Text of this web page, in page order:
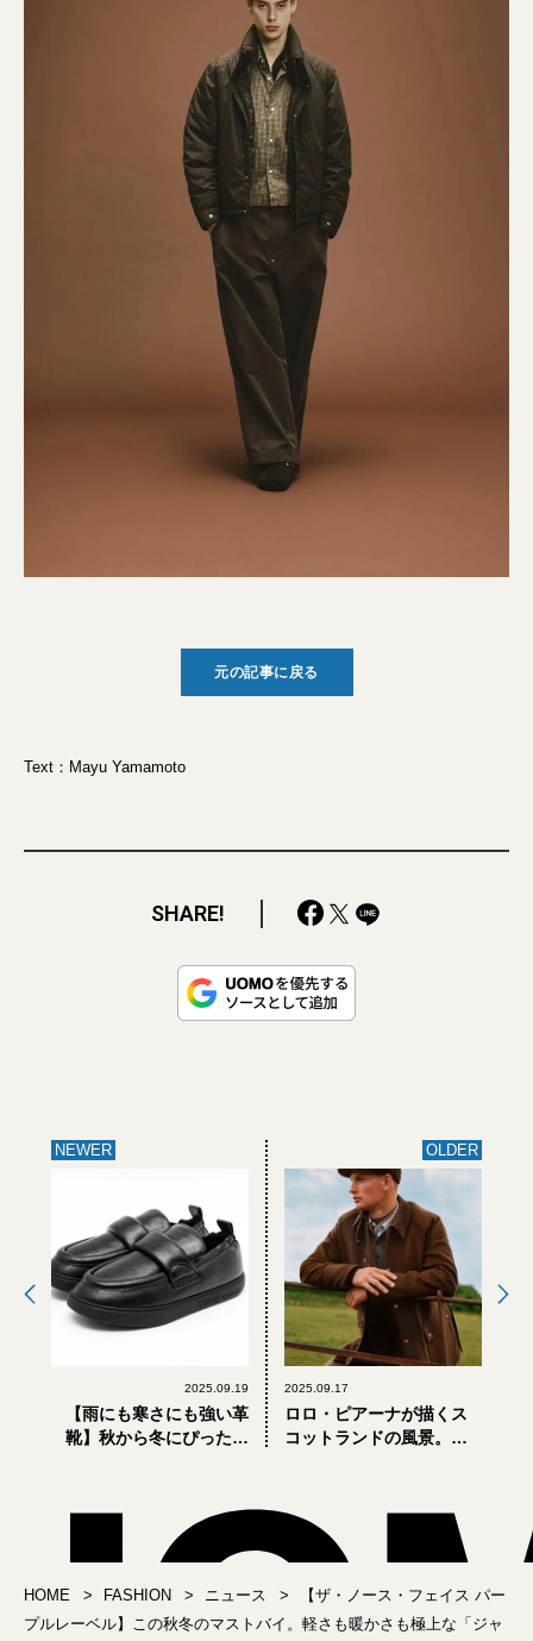
元の記事に戻る
Text：Mayu Yamamoto
SHARE!
NEWER
2025.09.19
【雨にも寒さにも強い革
靴】秋から冬にぴったり
ャー新作「ソフトパッ
ド」が買い！
OLDER
2025.09.17
ロロ・ピアーナが描くス
コットランドの風景。乗
プセルコレクション
HOME FASHION ニュース
【ザ・ノース・フェイス パー
プルレーベル】この秋冬のマストバイ。軽さも暖かさも極上な「ジャ